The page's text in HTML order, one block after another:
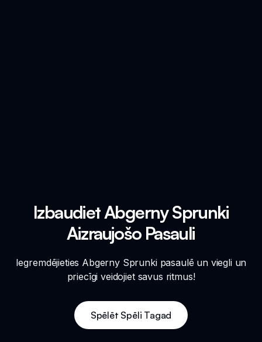
Izbaudiet Abgerny Sprunki
Aizraujošo Pasauli
Iegremdējieties Abgerny Sprunki pasaulē un viegli un
priecīgi veidojiet savus ritmus!
Spēlēt Spēli Tagad